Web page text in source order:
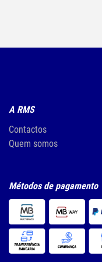
A RMS
Contactos
Quem somos
Métodos de pagamento